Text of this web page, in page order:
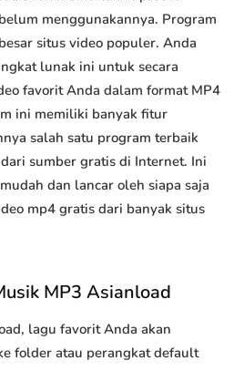
menggunakannya. Program
situs video populer. Anda
lunak ini untuk secara
favorit Anda dalam format MP4
ini memiliki banyak fitur
salah satu program terbaik
sumber gratis di Internet. Ini
dan lancar oleh siapa saja
mp4 gratis dari banyak situs
MP3 Asianload
lagu favorit Anda akan
folder atau perangkat default